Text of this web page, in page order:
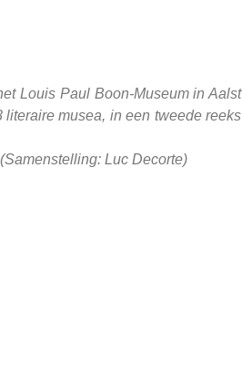
Louis Paul Boon-Museum in Aalst
musea, in een tweede reeks
Luc Decorte)